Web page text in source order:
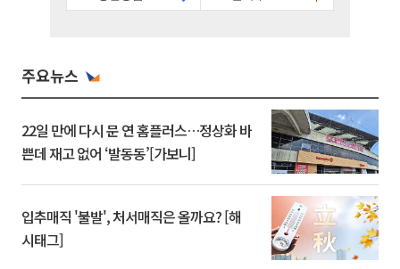
주요뉴스
22일 만에 다시 문 연 홈플러스…정상화 바
쁜데 재고 없어 ‘발동동’[가보니]
입추매직 '불발', 처서매직은 올까요? [해
시태그]